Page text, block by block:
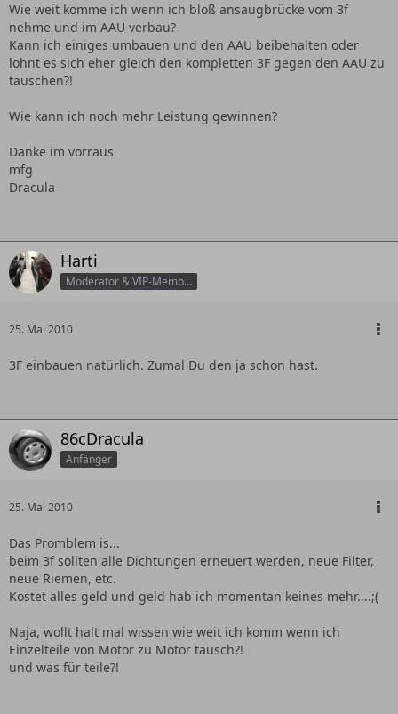
Wie weit komme ich wenn ich bloß ansaugbrücke vom 3f
nehme und im AAU verbau?
Kann ich einiges umbauen und den AAU beibehalten oder
lohnt es sich eher gleich den kompletten 3F gegen den AAU zu
tauschen?!
Wie kann ich noch mehr Leistung gewinnen?
Danke im vorraus
mfg
Dracula
Harti
Moderator & VIP-Member
25. Mai 2010
3F einbauen natürlich. Zumal Du den ja schon hast.
86cDracula
Anfänger
25. Mai 2010
Das Promblem is...
beim 3f sollten alle Dichtungen erneuert werden, neue Filter,
neue Riemen, etc.
Kostet alles geld und geld hab ich momentan keines mehr....;(
Naja, wollt halt mal wissen wie weit ich komm wenn ich
Einzelteile von Motor zu Motor tausch?!
und was für teile?!